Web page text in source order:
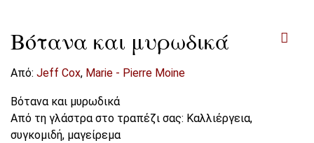
Βότανα και μυρωδικά
Από: Jeff Cox, Marie - Pierre Moine
Βότανα και μυρωδικά
Από τη γλάστρα στο τραπέζι σας: Καλλιέργεια,
συγκομιδή, μαγείρεμα